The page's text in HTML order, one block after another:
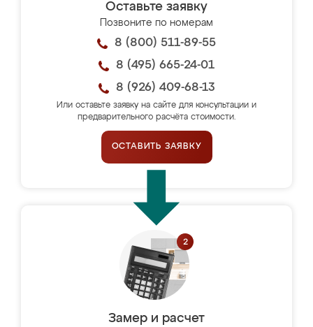
Оставьте заявку
Позвоните по номерам
8 (800) 511-89-55
8 (495) 665-24-01
8 (926) 409-68-13
Или оставьте заявку на сайте для консультации и
предварительного расчёта стоимости.
ОСТАВИТЬ ЗАЯВКУ
Замер и расчет